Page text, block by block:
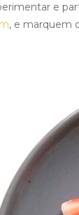
e
, e marquem